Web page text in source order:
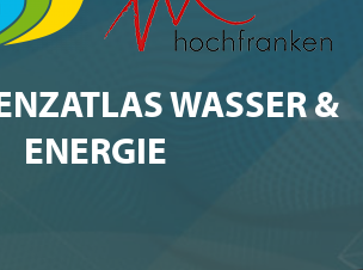
WASSER &
ENERGIE